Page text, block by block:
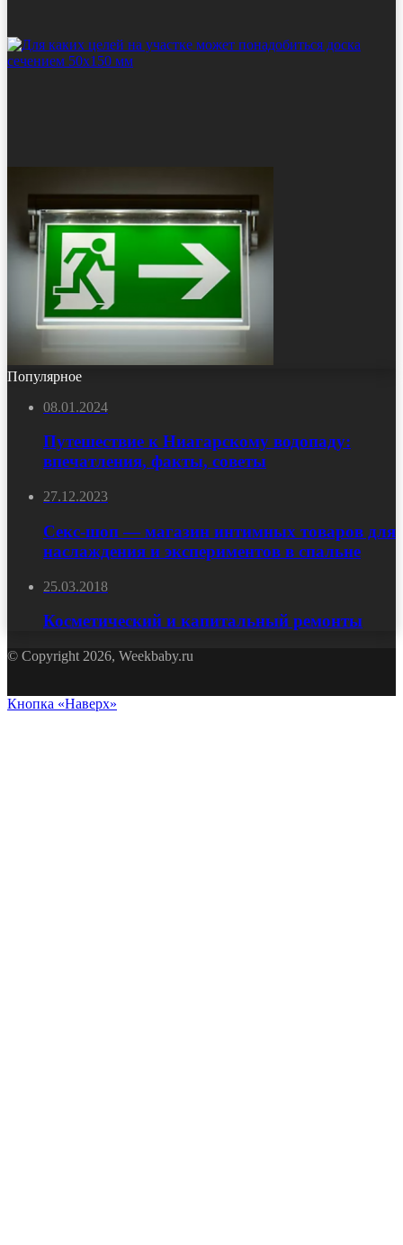
Популярное
08.01.2024
Путешествие к Ниагарскому водопаду:
впечатления, факты, советы
27.12.2023
Секс-шоп — магазин интимных товаров для
наслаждения и экспериментов в спальне
25.03.2018
Косметический и капитальный ремонты
© Copyright 2026, Weekbaby.ru
Кнопка «Наверх»